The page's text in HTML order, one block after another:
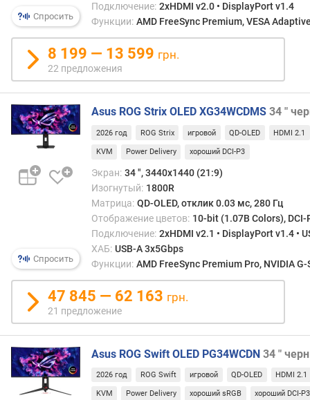
д
о
о
и
м
о
т
о
к
д
е
ш
е
в
ы
м
п
Спросить
Подключение: 2xHDMI v2.0 • DisplayPort v1.4
Функции: AMD FreeSync Premium, VESA
8 199 — 13 599 грн.
22 предложения
Спросить
Asus ROG Strix OLED XG34WCDMS 34 "
2026 год ROG Strix игровой QD-OLED HDMI 2.1
KVM Power Delivery хороший DCI-P3
Экран: 34 ", 3440x1440 (21:9)
Изогнутый: 1800R
Матрица: QD-OLED, отклик 0.03 мс, 280 Гц
Отображение цветов: 10-bit (1.07B Colors), DCI-
Подключение: 2xHDMI v2.1 • DisplayPort v1.4 •
ХАБ: USB-A 3x5Gbps
Функции: AMD FreeSync Premium Pro, NVIDIA
47 845 — 62 163 грн.
21 предложение
Asus ROG Swift OLED PG34WCDN 34 "
2026 год ROG Swift игровой QD-OLED HDMI 2.1
KVM Power Delivery хороший sRGB хороший DCI-P3